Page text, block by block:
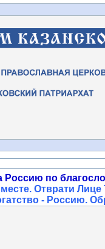
Россию по
Отврати
- Россию.